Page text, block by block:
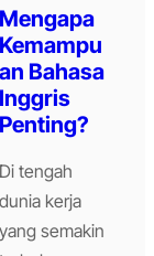
Mengapa
Kemampu
an Bahasa
Inggris
Penting?
Di tengah
dunia kerja
yang semakin